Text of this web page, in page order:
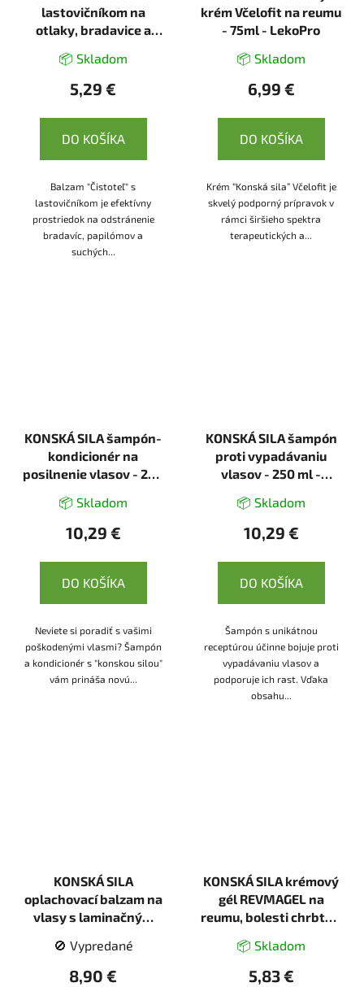
lastovičníkom na
otlaky, bradavice a
LekoPro
📦 Skladom
5,29 €
DO KOŠÍKA
Balzam "Čistoteľ" s
lastovičníkom je efektívny
prostriedok na odstránenie
bradavíc, papilómov a
suchých...
krém Včelofit na reumu
- 75ml - LekoPro
📦 Skladom
6,99 €
DO KOŠÍKA
Krém “Konská sila” Včelofit je
skvelý podporný prípravok v
rámci širšieho spektra
terapeutických a...
KONSKÁ SILA šampón-
kondicionér na
posilnenie vlasov - 250
📦 Skladom
10,29 €
DO KOŠÍKA
Neviete si poradiť s vašimi
poškodenými vlasmi? Šampón
a kondicionér s "konskou silou"
vám prináša novú...
KONSKÁ SILA šampón
proti vypadávaniu
vlasov - 250 ml -
📦 Skladom
10,29 €
DO KOŠÍKA
Šampón s unikátnou
receptúrou účinne bojuje proti
vypadávaniu vlasov a
podporuje ich rast. Vďaka
obsahu...
KONSKÁ SILA
oplachovací balzam na
vlasy s laminačným
LekoPro
🚫 Vypredané
8,90 €
KONSKÁ SILA krémový
gél REVMAGEL na
reumu, bolesti chrbta a
📦 Skladom
5,83 €